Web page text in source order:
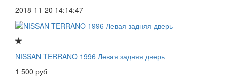
2018-11-20 14:14:47
NISSAN TERRANO 1996 Левая задняя дверь
1 500 руб